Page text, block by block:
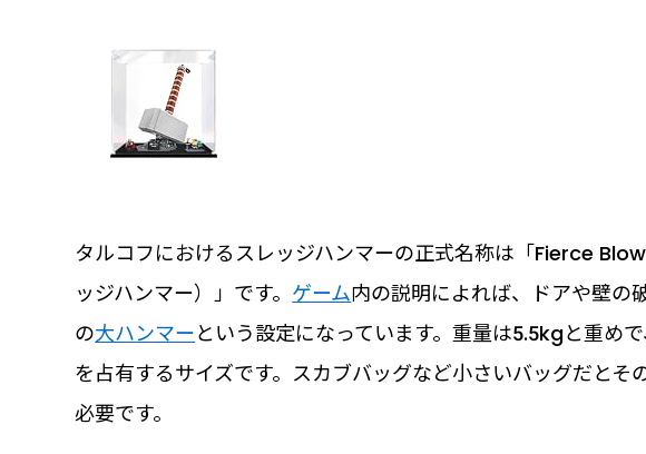
タルコフにおけるスレッジハンマーの正式名称は「Fierce
ッジハンマー）」です。 ゲーム内の説明によれば、ドアや壁の
の大ハンマーという設定になっています。重量は5.5kgと重め
を占有するサイズです。スカブバッグなど小さいバッグだと
必要です。